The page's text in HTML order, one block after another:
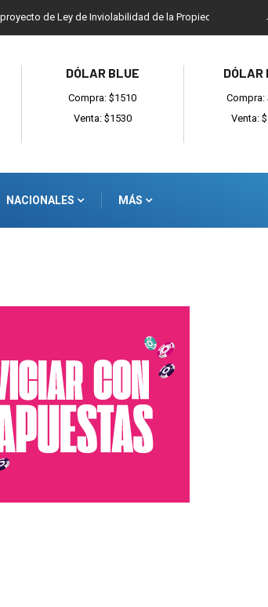
de Ley de Inviolabilidad de la Propiedad Privada
DÓLAR BLUE
Compra: $1510
Venta: $1530
DÓLAR
Compra:
Venta:
NACIONALES MÁS